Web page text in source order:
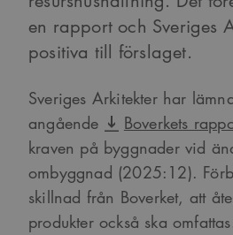
en rapport och Sveriges
positiva till förslaget.
Sveriges Arkitekter har
angående
Boverkets
kraven på byggnader vid
ombyggnad (2025:12).
skillnad från Boverket, att
produkter också ska